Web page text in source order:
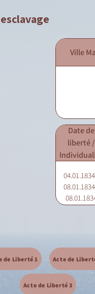
Ville
Date de
liberté /
de Liberté 1 Acte de
Acte de Liberté 3